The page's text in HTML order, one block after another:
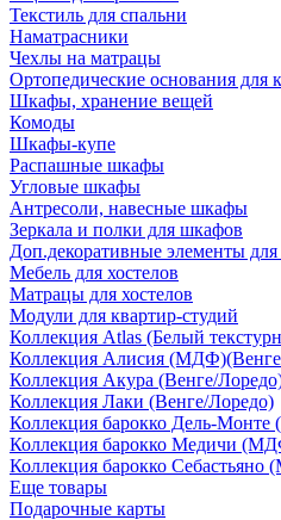
Текстиль для спальни
Наматрасники
Чехлы на матрацы
Ортопедические основания для
Шкафы, хранение вещей
Комоды
Шкафы-купе
Распашные шкафы
Угловые шкафы
Антресоли, навесные шкафы
Зеркала и полки для шкафов
Доп.декоративные элементы
Мебель для хостелов
Матрацы для хостелов
Модули для квартир-студий
Коллекция Atlas (Белый
Коллекция Алисия
Коллекция Акура (Венге/
Коллекция Лаки (Венге/Лоредо)
Коллекция барокко Дель-
Коллекция барокко Медичи
Коллекция барокко
Еще товары
Подарочные карты